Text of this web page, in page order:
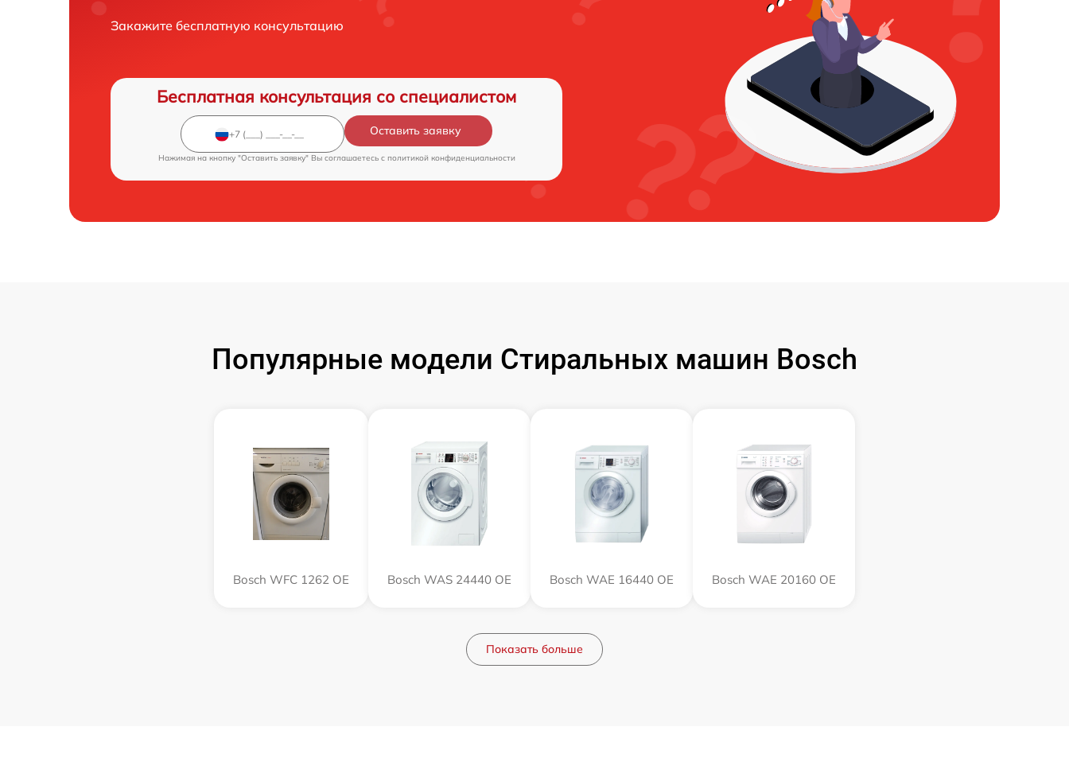
Закажите бесплатную консультацию
Бесплатная консультация со специалистом
Оставить заявку
Нажимая на кнопку "Оставить заявку" Вы соглашаетесь c политикой конфиденциальности
Популярные модели Стиральных машин Bosch
Bosch WFC 1262 OE Bosch WAS 24440 OE Bosch WAE 16440 OE Bosch WAE 20160 OE
Показать больше